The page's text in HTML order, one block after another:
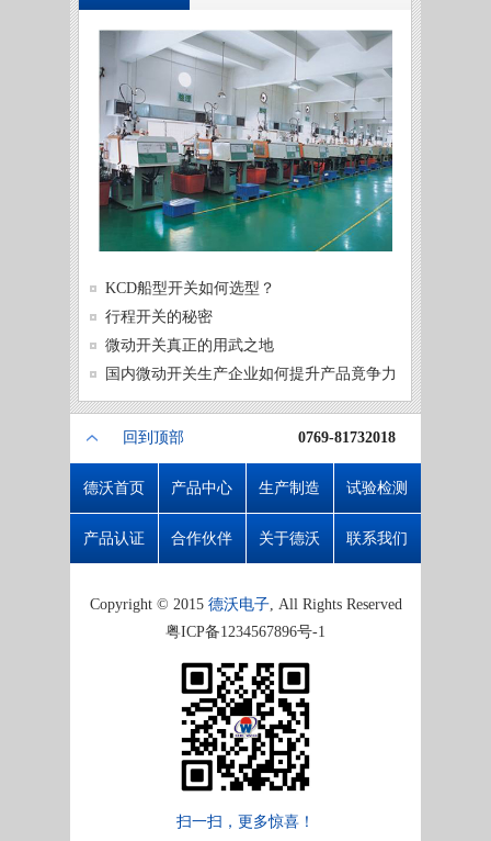
KCD船型开关如何选型？
行程开关的秘密
微动开关真正的用武之地
国内微动开关生产企业如何提升产品竟争力
回到顶部 0769-81732018
德沃首页 产品中心 生产制造 试验检测
产品认证 合作伙伴 关于德沃 联系我们
Copyright © 2015 德沃电子, All Rights Reserved
粤ICP备1234567896号-1
扫一扫，更多惊喜！